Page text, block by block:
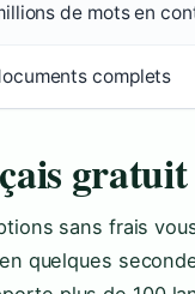
de mots en
complets
gratuit
sans frais
quelques